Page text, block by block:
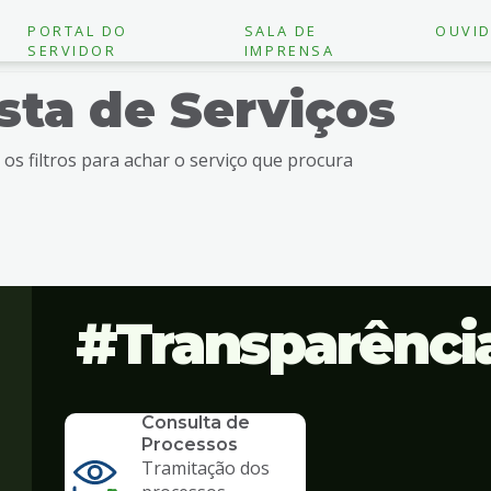
PORTAL DO
SERVIDOR
SALA DE
IMPRENSA
de Serviços
os filtros para achar o serviço que procura
Consulta de
Processos
Tramitação dos